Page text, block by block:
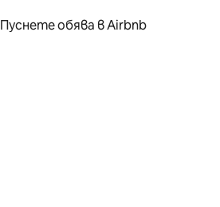
Пуснете обява в Airbnb